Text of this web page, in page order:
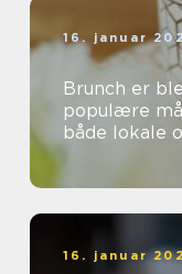
16. januar
Brunch er
populære
både lokale
mange
16. januar